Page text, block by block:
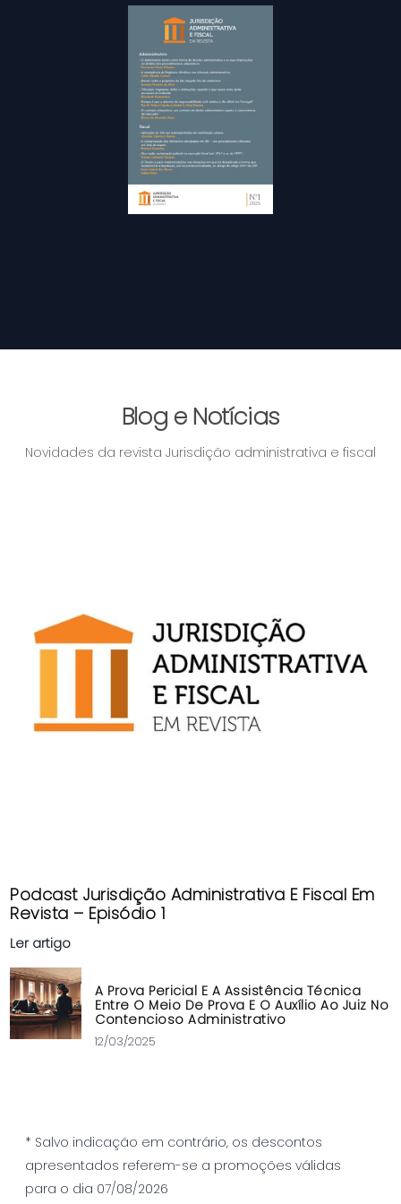
Blog e Notícias
Novidades da revista Jurisdição administrativa e fiscal
Podcast Jurisdição Administrativa E Fiscal Em
Revista – Episódio 1
Ler artigo
A Prova Pericial E A Assistência Técnica
Entre O Meio De Prova E O Auxílio Ao Juiz No
Contencioso Administrativo
12/03/2025
* Salvo indicação em contrário, os descontos
apresentados referem-se a promoções válidas
para o dia 07/08/2026